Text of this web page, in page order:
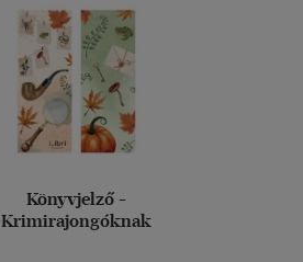
Könyvjelző -
Krimirajongóknak